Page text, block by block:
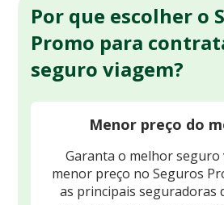
Por que escolher o
Promo para
seguro viagem?
Menor preço do
Garanta o melhor seguro
menor preço no Seguros
as principais seguradoras